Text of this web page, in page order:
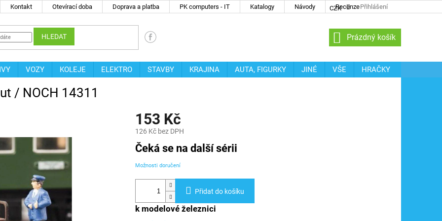
Kontakt Otevírací doba Doprava a platba PK computers - IT Katalogy Návody Recenze
CZK Přihlášení
HLEDAT
NÁKUPNÍ
KOŠÍK
Prázdný košík
VOZY KOLEJE ELEKTRO STAVBY KRAJINA AUTA, FIGURKY JINÉ VŠE
HRAČKY
/ NOCH 14311
153 Kč
126 Kč bez DPH
Měrná
cena:
Čeká se na další sérii
Možnosti doručení
Přidat do košíku
k modelové železnici